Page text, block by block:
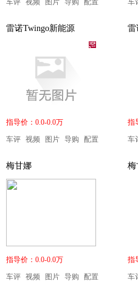
车评 视频 图片 导购 配置
车
雷诺Twingo新能源
指导价：0.0-0.0万
车评 视频 图片 导购 配置
雷
指
车
梅甘娜
指导价：0.0-0.0万
车评 视频 图片 导购 配置
梅
指
车